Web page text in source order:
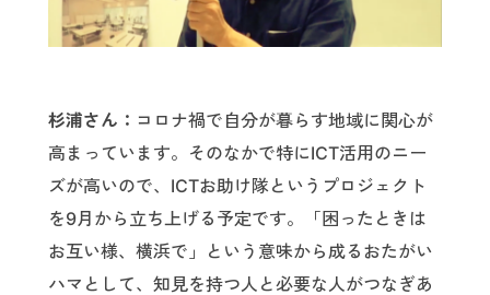
杉浦さん： コロナ禍で自分が暮らす地域に関心が
高まっています。そのなかで特にICT活用のニー
ズが高いので、ICTお助け隊というプロジェクト
を9月から立ち上げる予定です。「困ったときは
お互い様、横浜で」という意味から成るおたがい
ハマとして、知見を持つ人と必要な人がつなぎあ